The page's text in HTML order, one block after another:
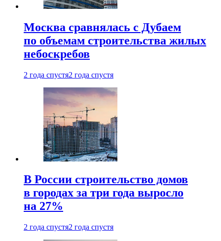
Москва сравнялась с Дубаем
по объемам строительства жилых
небоскребов
2 года спустя2 года спустя
В России строительство домов
в городах за три года выросло
на 27%
2 года спустя2 года спустя